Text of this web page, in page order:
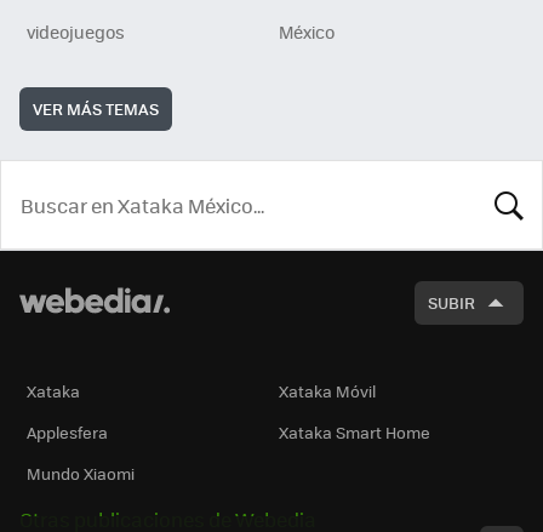
videojuegos
México
VER MÁS TEMAS
SUBIR
Xataka
Xataka Móvil
Applesfera
Xataka Smart Home
Mundo Xiaomi
Otras publicaciones de Webedia